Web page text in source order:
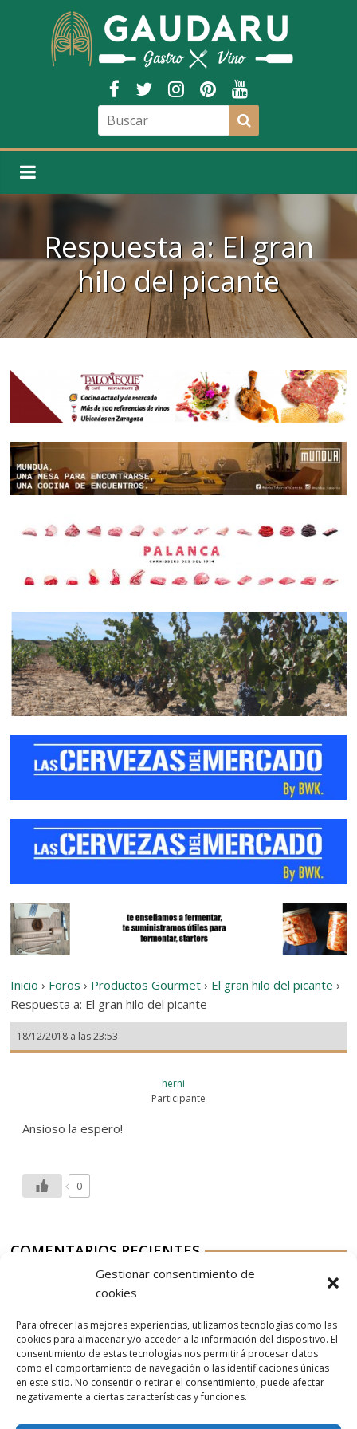
Gestionar consentimiento de
cookies
Para ofrecer las mejores experiencias, utilizamos tecnologías como las
cookies para almacenar y/o acceder a la información del dispositivo. El
consentimiento de estas tecnologías nos permitirá procesar datos
como el comportamiento de navegación o las identificaciones únicas
en este sitio. No consentir o retirar el consentimiento, puede afectar
negativamente a ciertas características y funciones.
Respuesta a: El gran
hilo del picante
Inicio › Foros › Productos Gourmet › El gran hilo del picante ›
Respuesta a: El gran hilo del picante
18/12/2018 a las 23:53
herni
Participante
Ansioso la espero!
0
COMENTARIOS RECIENTES
Nordés Vermouth Rojo
Aurelio G-MenNordés Vermouth Rojo
AitorenNordés Vermouth Rojo
Aurelio G-M en Nordés Vermouth Rojo